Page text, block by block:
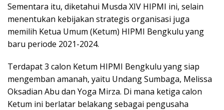
Sementara itu, diketahui Musda XIV HIPMI ini, selain
menentukan kebijakan strategis organisasi juga
memilih Ketua Umum (Ketum) HIPMI Bengkulu yang
baru periode 2021-2024.
Terdapat 3 calon Ketum HIPMI Bengkulu yang siap
mengemban amanah, yaitu Undang Sumbaga, Melissa
Oksadian Abu dan Yoga Mirza. Di mana ketiga calon
Ketum ini berlatar belakang sebagai pengusaha